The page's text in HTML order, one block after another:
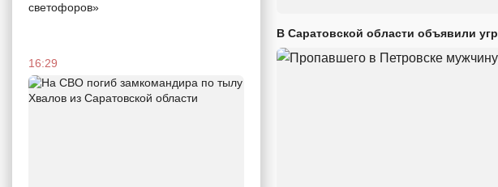
светофоров»
16:29
В Саратовской области объявили